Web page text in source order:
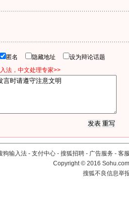
匿名 隐藏地址
设为辩论话题
法，中文处理专家>>
狗输入法 - 支付中心 - 搜狐招聘 - 广告服务 - 客
Copyright©2016
搜狐不良信息举